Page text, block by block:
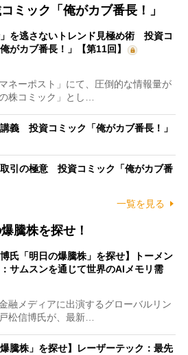
ミック「俺がカブ番長！」
」を逃さないトレンド見極め術 投資コ
がカブ番長！」【第11回】
ネーポスト」にて、圧倒的な情報量が
株コミック」とし…
義 投資コミック「俺がカブ番長！」
引の極意 投資コミック「俺がカブ番
一覧を見る
騰株を探せ！
博氏「明日の爆騰株」を探せ】トーメン
サムスンを通じて世界のAIメモリ需
融メディアに出演するグローバルリン
松信博氏が、最新…
騰株」を探せ】レーザーテック：最先